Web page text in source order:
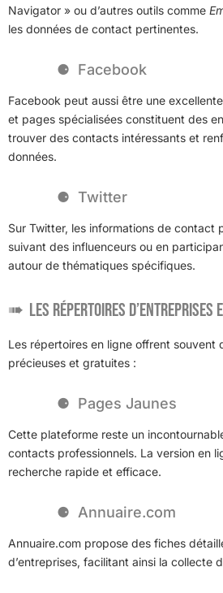
Navigator » ou d’autres outils comme
les données de contact pertinentes.
Facebook
Facebook peut aussi être une
et pages spécialisées constituent des
trouver des contacts intéressants et
données.
Twitter
Sur Twitter, les informations de contact
suivant des influenceurs ou en
autour de thématiques spécifiques.
Les répertoires d’entreprises
Les répertoires en ligne offrent souvent
précieuses et gratuites :
Pages Jaunes
Cette plateforme reste un
contacts professionnels. La version en
recherche rapide et efficace.
Annuaire.com
Annuaire.com propose des fiches
d’entreprises, facilitant ainsi la collecte